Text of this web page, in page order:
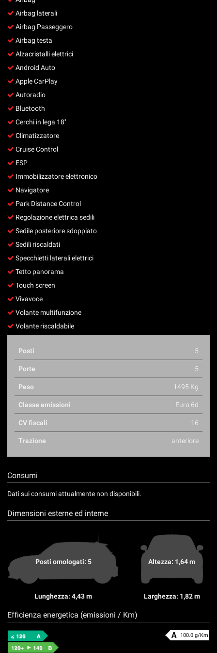
Airbag laterali
Airbag Passeggero
Airbag testa
Alzacristalli elettrici
Android Auto
Apple CarPlay
Autoradio
Bluetooth
Cerchi in lega 18''
Climatizzatore
Cruise Control
ESP
Immobilizzatore elettronico
Navigatore
Park Distance Control
Regolazione elettrica sedili
Sedile posteriore sdoppiato
Sedili riscaldati
Specchietti laterali elettrici
Tetto panorama
Touch screen
Vivavoce
Volante multifunzione
Volante riscaldabile
Posti 5
Porte 5
Peso 1495 Kg
Classe emissioni Euro 6d
CV fiscali 16
Trazione anteriore
Consumi
Dati sui consumi attualmente non disponibili.
Dimensioni esterne ed interne
Posti omologati: 5
Lunghezza: 4,43 m
Altezza: 1,64 m
Larghezza: 1,82 m
Efficienza energetica (emissioni / Km)
100.0 g/Km
le
impostazioni